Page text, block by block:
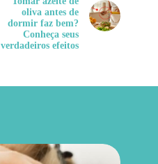
oliva antes de
dormir faz bem?
Conheça seus
verdadeiros efeitos